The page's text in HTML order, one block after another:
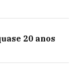
20 anos